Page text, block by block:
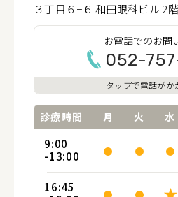
３丁目６−６ 和田眼科ビル 2
お電話でのお問
052-
タップで電話がか
診療時間 月 火 水
9:00
-13:00
16:45